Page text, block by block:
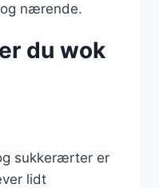
nærende.
du wok
sukkerærter er
lidt